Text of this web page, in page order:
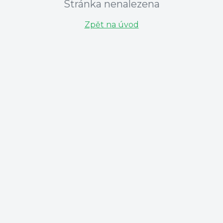
Stránka nenalezena
Zpět na úvod